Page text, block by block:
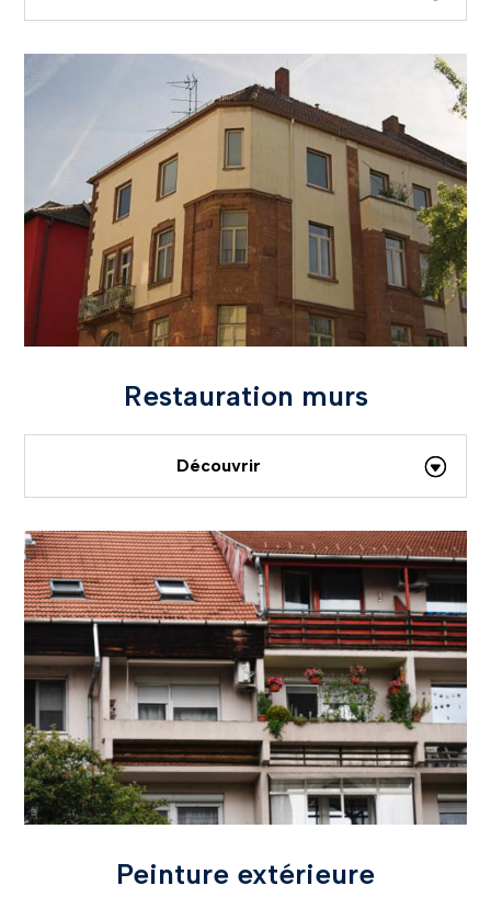
Restauration murs
Découvrir
Peinture extérieure